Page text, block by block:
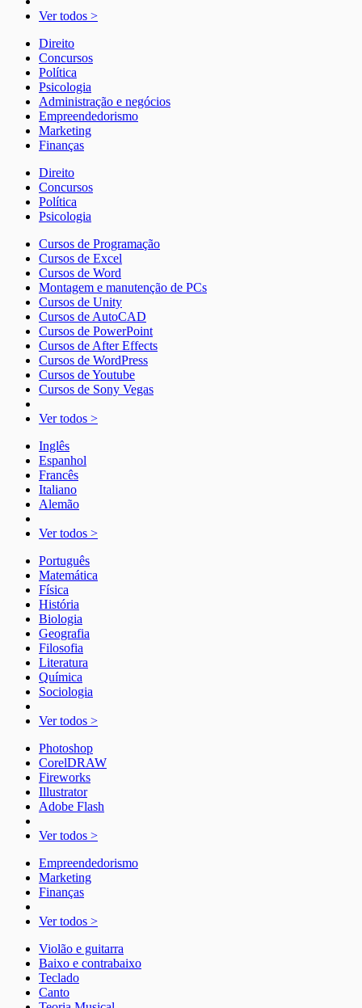
Ver todos >
Direito
Concursos
Política
Psicologia
Administração e negócios
Empreendedorismo
Marketing
Finanças
Direito
Concursos
Política
Psicologia
Cursos de Programação
Cursos de Excel
Cursos de Word
Montagem e manutenção de PCs
Cursos de Unity
Cursos de AutoCAD
Cursos de PowerPoint
Cursos de After Effects
Cursos de WordPress
Cursos de Youtube
Cursos de Sony Vegas
Ver todos >
Inglês
Espanhol
Francês
Italiano
Alemão
Ver todos >
Português
Matemática
Física
História
Biologia
Geografia
Filosofia
Literatura
Química
Sociologia
Ver todos >
Photoshop
CorelDRAW
Fireworks
Illustrator
Adobe Flash
Ver todos >
Empreendedorismo
Marketing
Finanças
Ver todos >
Violão e guitarra
Baixo e contrabaixo
Teclado
Canto